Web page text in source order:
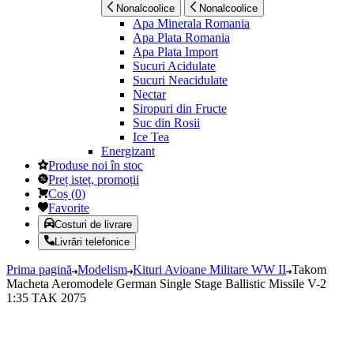
Nonalcoolice Nonalcoolice
Apa Minerala Romania
Apa Plata Romania
Apa Plata Import
Sucuri Acidulate
Sucuri Neacidulate
Nectar
Siropuri din Fructe
Suc din Rosii
Ice Tea
Energizant
Produse noi în stoc
Preț isteț, promoții
Coș (0)
Favorite
Costuri de livrare
Livrări telefonice
Prima pagină Modelism Kituri Avioane Militare WW II Takom
Macheta Aeromodele German Single Stage Ballistic Missile V-2
1:35 TAK 2075